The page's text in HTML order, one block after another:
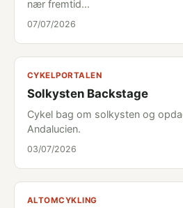
nær fremtid...
07/07/2026
CYKELPORTALEN
Solkysten Backstage
Cykel bag om solkysten og
Andalucien.
03/07/2026
ALTOMCYKLING